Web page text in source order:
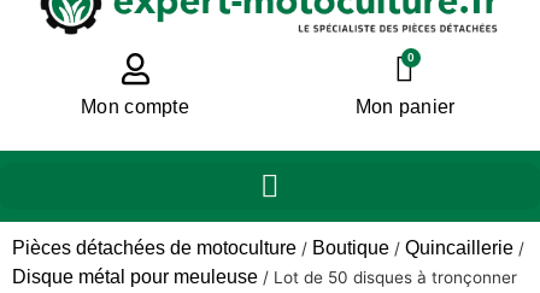
Mon compte
0
Mon panier
Pièces détachées de motoculture / Boutique / Quincaillerie /
Disque métal pour meuleuse / Lot de 50 disques à tronçonner